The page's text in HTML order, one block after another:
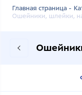
Главная страница -
Ошейники, шлейки,